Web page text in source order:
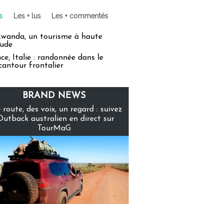
Les + lus Les + commentés
un tourisme à haute
Italie : randonnée dans le
frontalier
BRAND NEWS
route, des voix, un regard : suivez
australien en direct sur
TourMaG